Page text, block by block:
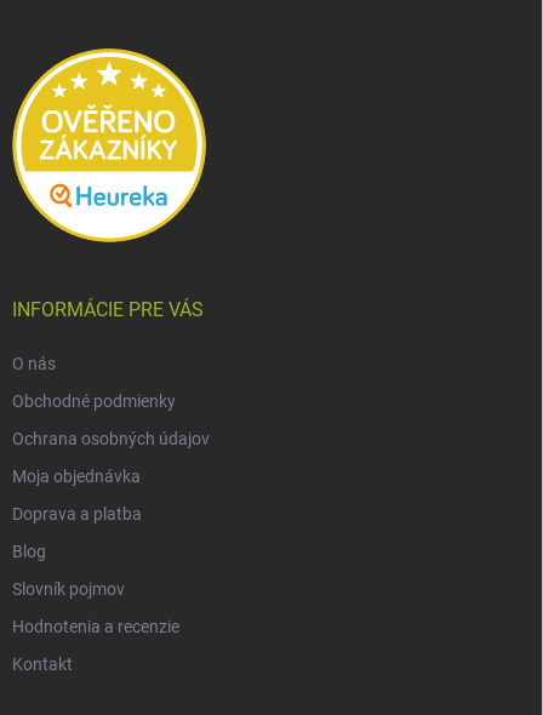
INFORMÁCIE PRE VÁS
O nás
Obchodné podmienky
Ochrana osobných údajov
Moja objednávka
Doprava a platba
Blog
Slovník pojmov
Hodnotenia a recenzie
Kontakt